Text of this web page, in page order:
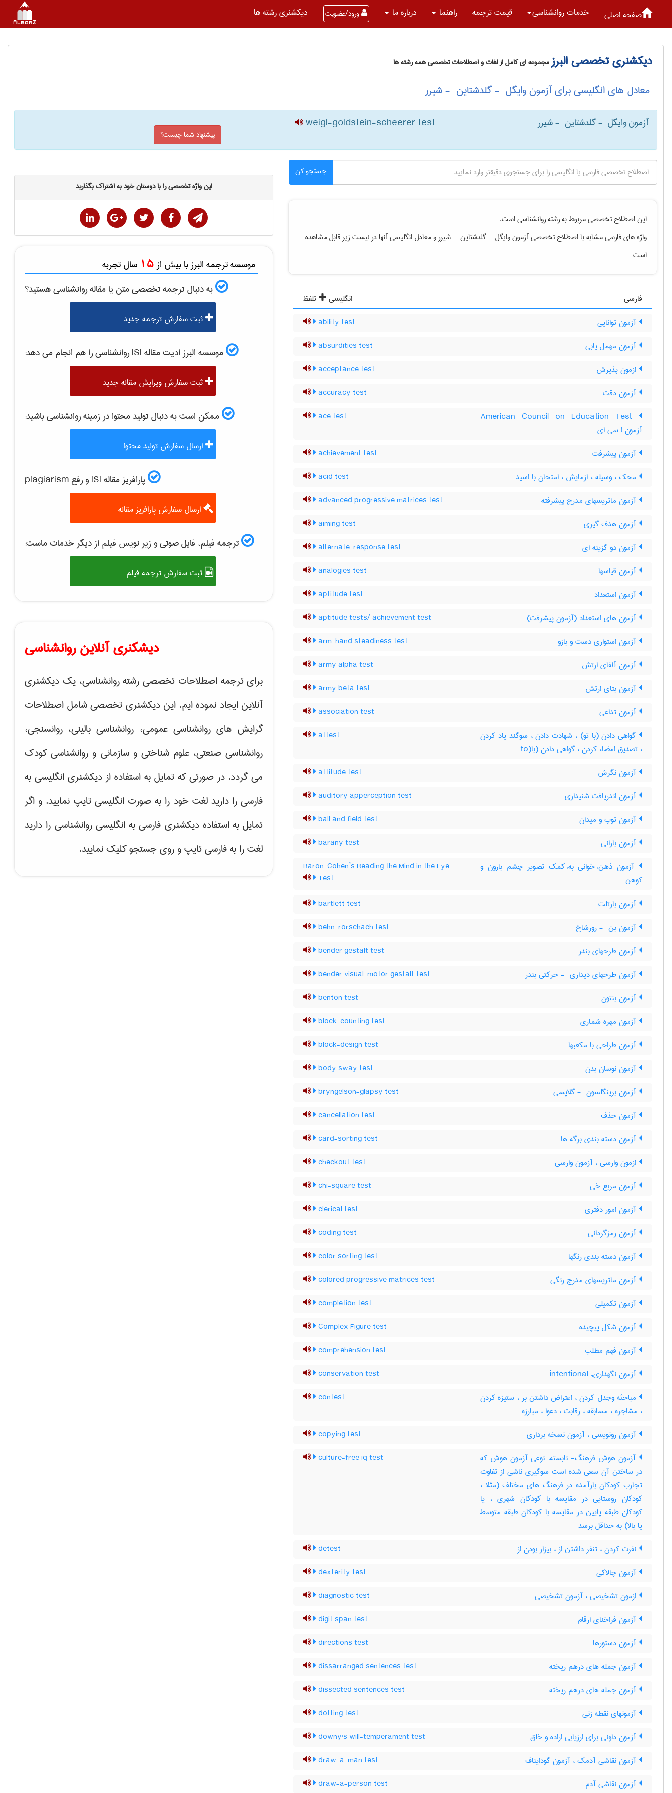
صفحه اصلی خدمات روانشناسی قیمت ترجمه راهنما درباره ما ورود/عضویت دیکشنری رشته ها
دیکشنری تخصصی البرزمجموعه ای کامل از لغات و اصطلاحات تخصصی همه رشته ها
معادل های انگلیسی برای آزمون وایگل ‎ - گلدشتاین ‎ - شیرر
آزمون وایگل ‎ - گلدشتاین ‎ - شیرر weigl-goldstein-scheerer test
پیشنهاد شما چیست؟
جستجو کن
این اصطلاح تخصصی مربوط به رشتهروانشناسیاست.
واژه های فارسی مشابه با اصطلاح تخصصیآزمون وایگل ‎ - گلدشتاین ‎ - شیرر
و معادل انگلیسی آنها در لیست زیر قابل مشاهده
است
فارسی انگلیسی
تلفظ
آزمون توانایی
ability test
آزمون مهمل یابی absurdities test
ازمون پذیرش acceptance test
آزمون دقت accuracy test
‎American Council on Education Test
آزمون ا سی ای
ace test
آزمون پيشرفت achievement test
محک ، وسیله ء ازمایش ، امتحان با اسید acid test
آزمون ماتریسهای مدرج پیشرفته advanced progressive matrices test
آزمون هدف گیری aiming test
آزمون دو گزینه ای alternate-response test
آزمون قیاسها analogies test
آزمون استعداد aptitude test
آزمون های استعداد (آزمون پیشرفت) aptitude tests/ achievement test
آزمون استواری دست و بازو arm-hand steadiness test
آزمون آلفای ارتش army alpha test
آزمون بتای ارتش army beta test
آزمون تداعی association test
گواهی دادن (با تو) ، شهادت دادن ، سوگند یاد کردن
، تصدیق امضاء کردن ، گواهی دادن (با(to
attest
آزمون نگرش attitude test
آزمون اندریافت شنیداری auditory apperception test
آزمون توپ و میدان ball and field test
آزمون بارانی barany test
آزمون ذهن¬خوانی به¬کمک تصویر چشم بارون و
کوهن
Baron-Cohen’s Reading the Mind in the Eye
Test
آزمون بارتلت bartlett test
آزمون بن ‎ - رورشاخ behn-rorschach test
آزمون طرحهای بندر bender gestalt test
آزمون طرحهای دیداری ‎ - حرکتی بندر bender visual-motor gestalt test
آزمون بنتون benton test
آزمون مهره شماری block-counting test
آزمون طراحی با مکعبها block-design test
آزمون نوسان بدن body sway test
آزمون برینگلسون ‎ - گلاپسی bryngelson-glapsy test
آزمون حذف cancellation test
آزمون دسته بندی برگه ها card-sorting test
ازمون وارسی ، آزمون وارسی checkout test
آزمون مربع خی chi-square test
آزمون امور دفتری clerical test
آزمون رمزگردانی coding test
آزمون دسته بندی رنگها color sorting test
آزمون ماتریسهای مدرج رنگی colored progressive matrices test
آزمون تکمیلی completion test
آزمون شكل پيچيده Complex Figure test
آزمون فهم مطلب comprehension test
آزمون نگهداری, intentional conservation test
مباحثه وجدل کردن ، اعتراض داشتن بر ، ستیزه کردن
، مشاجره ، مسابقه ، رقابت ، دعوا ، مبارزه
contest
آزمون رونویسی ، آزمون نسخه برداری copying test
آزمون هوش فرهنگ- نابسته: نوعی آزمون هوش که
در ساختن آن سعی شده است سوگیری ناشی از تفاوت
تجارب کودکان بارآمده در فرهنگ های مختلف (مثلا ،
کودکان روستایی در مقایسه با کودکان شهری ، یا
کودکان طبقه پایین در مقایسه با کودکان طبقه متوسط
یا بالا) به حداقل برسد
culture-free iq test
نفرت کردن ، تنفر داشتن از ، بیزار بودن از detest
آزمون چالاکی dexterity test
ازمون تشخیصی ، آزمون تشخیصی diagnostic test
آزمون فراخنای ارقام digit span test
آزمون دستورها directions test
آزمون جمله های درهم ریخته dissarranged sentences test
آزمون جمله های درهم ریخته dissected sentences test
آزمونهای نقطه زنی dotting test
آزمون داونی برای ارزیابی اراده و خلق downy's will-temperament test
آزمون نقاشی آدمک ، آزمون گودایناف draw-a-man test
آزمون نقاشی آدم draw-a-person test
این واژه تخصصی را با دوستان خود به اشتراک بگذارید
موسسه ترجمه البرز با بیش از 15 سال تجربه
به دنبال ترجمه تخصصی متن یا مقالهروانشناسیهستید؟
ثبت سفارش ترجمه جدید
موسسه البرز ادیت مقاله ISI روانشناسیرا هم انجام می دهد:
ثبت سفارش ویرایش مقاله جدید
ممکن است به دنبال تولید محتوا در زمینهروانشناسیباشید:
ارسال سفارش تولید محتوا
پارافریز مقاله ISI و رفع plagiarism
ارسال سفارش پارافریز مقاله
ترجمه فیلم، فایل صوتی و زیر نویس فیلم از دیگر خدمات ماست:
ثبت سفارش ترجمه فیلم
دیشکنری آنلاین روانشناسی
برای ترجمه اصطلاحات تخصصی رشته روانشناسی، یک دیکشنری
آنلاین ایجاد نموده ایم. این دیکشنری تخصصی شامل اصطلاحات
گرایش هایروانشناسی عمومی، روانشناسی بالینی، روانسنجی،
روانشناسی صنعتی، علوم شناختی و سازمانی و روانشناسی کودک
می گردد. در صورتی که تمایل به استفاده از دیکشنری انگلیسی به
فارسی را دارید لغت خود را به صورت انگلیسی تایپ نمایید. و اگر
تمایل به استفاده دیکشنری فارسی به انگلیسی روانشناسی را دارید
لغت را به فارسی تایپ و روی جستجو کلیک نمایید.